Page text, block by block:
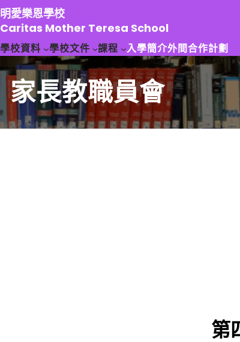
跳
至
主
要
容
明愛樂恩學校
Caritas Mother Teresa School
學校資料 學校文件 課程 入學簡介外間合作計劃
家長教職員會
第